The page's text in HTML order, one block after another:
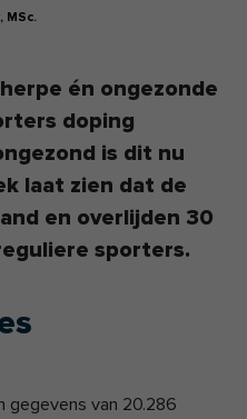
MSc.
én ongezonde
doping
is dit nu
laat zien dat de
en overlijden 30
sporters.
gegevens van 20.286